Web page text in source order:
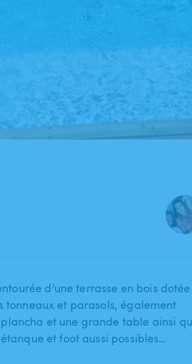
d'une terrasse en bois dotée
tonneaux et parasols​,​ également
et une grande table ainsi
et foot aussi possibles…